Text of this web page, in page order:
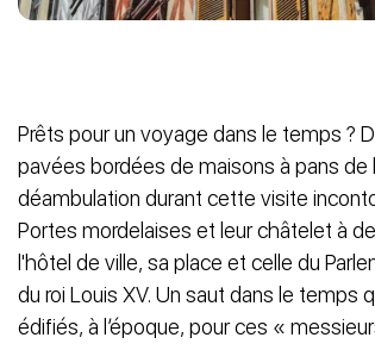
Prêts pour un voyage dans le temps ?
pavées bordées de maisons à pans
déambulation durant cette visite
Portes mordelaises et leur châtelet à
l'hôtel de ville, sa place et celle du
du roi Louis XV. Un saut dans le temps
édifiés, à l’époque, pour ces «